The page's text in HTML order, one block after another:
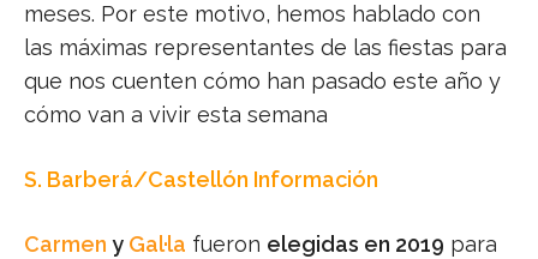
meses. Por este motivo, hemos hablado con
las máximas representantes de las fiestas para
que nos cuenten cómo han pasado este año y
cómo van a vivir esta semana
S. Barberá/Castellón Información
Carmen y Gal·la fueron elegidas en 2019 para